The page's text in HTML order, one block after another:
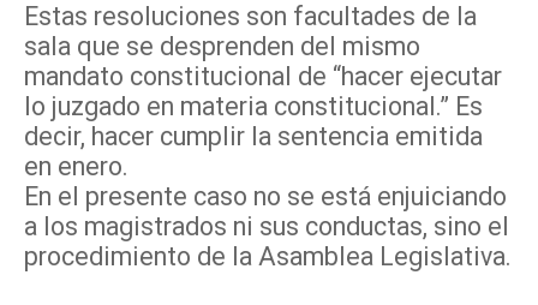
Estas resoluciones son facultades de la
sala que se desprenden del mismo
mandato constitucional de “hacer ejecutar
lo juzgado en materia constitucional.” Es
decir, hacer cumplir la sentencia emitida
en enero.
En el presente caso no se está enjuiciando
a los magistrados ni sus conductas, sino el
procedimiento de la Asamblea Legislativa.